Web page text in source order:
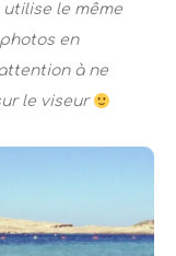
le même
en
à ne
le viseur